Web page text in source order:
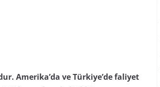
Amerika’da ve Türkiye’de faliyet